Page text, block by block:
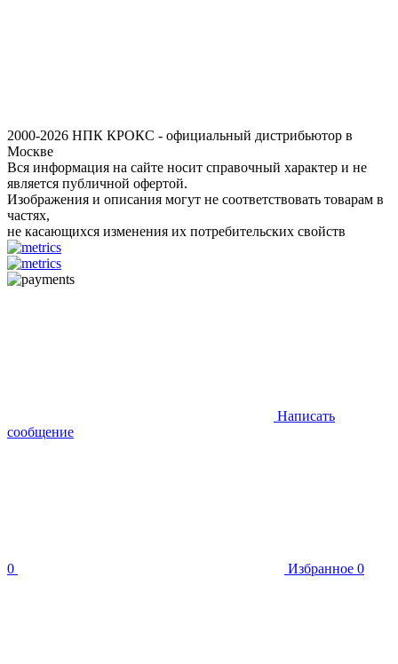
2000-2026 НПК КРОКС - официальный дистрибьютор в
Москве
Вся информация на сайте носит справочный характер и не
является публичной офертой.
Изображения и описания могут не соответствовать товарам в
частях,
не касающихся изменения их потребительских свойств
Написать
сообщение
0 Избранное 0